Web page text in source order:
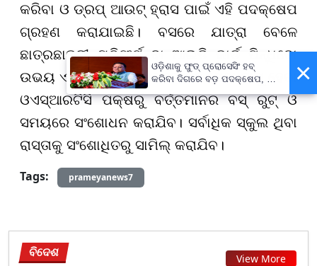
କରିବା ଓ ଡ୍ରପ୍ ଆଉଟ୍ ହ୍ରାସ ପାଇଁ ଏହି ପଦକ୍ଷେପ
ଗ୍ରହଣ କରାଯାଇଛି। ବସରେ ଯାତ୍ରା ବେଳେ
ଛାତ୍ରଛାତ୍ରୀ ୟୁନିଫର୍ମ ବା ଆଇଡି କାର୍ଡ ପିନ୍ଧିବୋ
ଉଭୟ ଏସି ଓ ନନ୍ ଏସି ବସରେ ଏହି ସେବା ଲାଗୁ ହେବା
ଓଏସ୍ଆରଟିସି ପକ୍ଷରୁ ବର୍ତ୍ତମାନର ବସ୍ ରୁଟ୍ ଓ
ସମୟରେ ସଂଶୋଧନ କରାଯିବ। ସର୍ବାଧିକ ସ୍କୁଲ ଥିବା
ରାସ୍ତାକୁ ସଂଶୋଧିତରୁ ସାମିଲ୍ କରାଯିବ।
Tags:
prameyanews7
ବିଦେଶ View More
×
ଓଡ଼ିଶାକୁ ଫୁଡ୍ ପ୍ରୋସେସିଂ ହବ୍
କରିବା ଦିଗରେ ବଡ଼ ପଦକ୍ଷେପ, ୪୨